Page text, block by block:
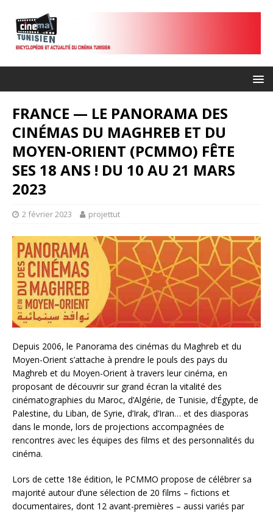
FRANCE — LE PANORAMA DES
CINÉMAS DU MAGHREB ET DU
MOYEN-ORIENT (PCMMO) FÊTE
SES 18 ANS ! DU 10 AU 21 MARS
2023
2 février 2023 projettut
Depuis 2006, le Panorama des cinémas du Maghreb et du
Moyen-Orient s’attache à prendre le pouls des pays du
Maghreb et du Moyen-Orient à travers leur cinéma, en
proposant de découvrir sur grand écran la vitalité des
cinématographies du Maroc, d’Algérie, de Tunisie, d’Égypte, de
Palestine, du Liban, de Syrie, d’Irak, d’Iran… et des diasporas
dans le monde, lors de projections accompagnées de
rencontres avec les équipes des films et des personnalités du
cinéma.
Lors de cette 18e édition, le PCMMO propose de célébrer sa
majorité autour d’une sélection de 20 films – fictions et
documentaires, dont 12 avant-premières – aussi variés par